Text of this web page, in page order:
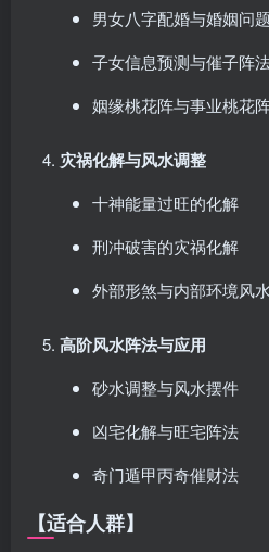
男女八字配婚与婚姻问
子女信息预测与催子阵
姻缘桃花阵与事业桃花
灾祸化解与风水调整
十神能量过旺的化解
刑冲破害的灾祸化解
外部形煞与内部环境风
高阶风水阵法与应用
砂水调整与风水摆件
凶宅化解与旺宅阵法
奇门遁甲丙奇催财法
【适合人群】